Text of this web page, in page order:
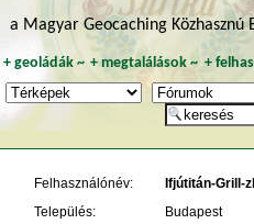
a Magyar Geocaching Közhasznú
+ geoládák~ +megtalálások ~ +
Felhasználónév:
Ifjútitán-Grill-
Település:
Budapest